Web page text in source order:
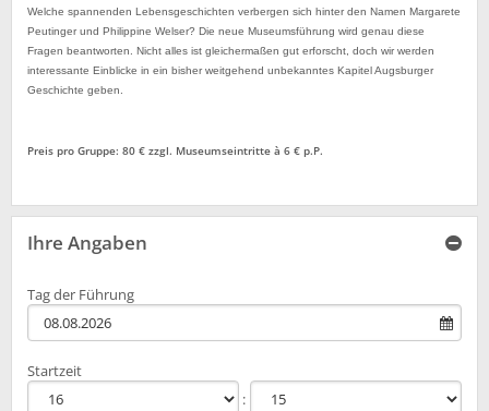
Welche spannenden Lebensgeschichten verbergen sich hinter den Namen Margarete
Peutinger und Philippine Welser? Die neue Museumsführung wird genau diese
Fragen beantworten. Nicht alles ist gleichermaßen gut erforscht, doch wir werden
interessante Einblicke in ein bisher weitgehend unbekanntes Kapitel Augsburger
Geschichte geben.
Preis pro Gruppe: 80 € zzgl. Museumseintritte à 6 € p.P.
Ihre Angaben
Tag der Führung
Startzeit